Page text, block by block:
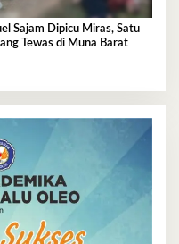
Sajam Dipicu Miras, Satu
Tewas di Muna Barat